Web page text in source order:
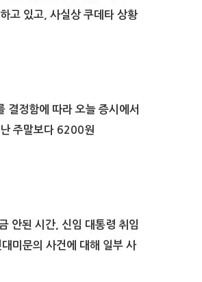
고 있고, 사실상 쿠데타 상황
결정함에 따라 오늘 증시에서
주말보다 6200원
안된 시간, 신임 대통령 취임
미문의 사건에 대해 일부 사